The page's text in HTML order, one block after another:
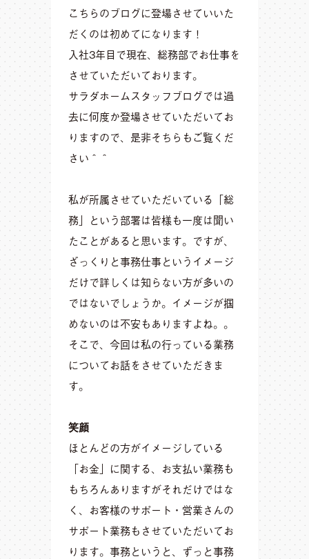
こちらのブログに登場させていいた
だくのは初めてになります！
入社3年目で現在、総務部でお仕事を
させていただいております。
サラダホームスタッフブログでは過
去に何度か登場させていただいてお
りますので、是非そちらもご覧くだ
さい＾＾
私が所属させていただいている「総
務」という部署は皆様も一度は聞い
たことがあると思います。ですが、
ざっくりと事務仕事というイメージ
だけで詳しくは知らない方が多いの
ではないでしょうか。イメージが掴
めないのは不安もありますよね。。
そこで、今回は私の行っている業務
についてお話をさせていただきま
す。
笑顔
ほとんどの方がイメージしている
「お金」に関する、お支払い業務も
もちろんありますがそれだけではな
く、お客様のサポート・営業さんの
サポート業務もさせていただいてお
ります。事務というと、ずっと事務